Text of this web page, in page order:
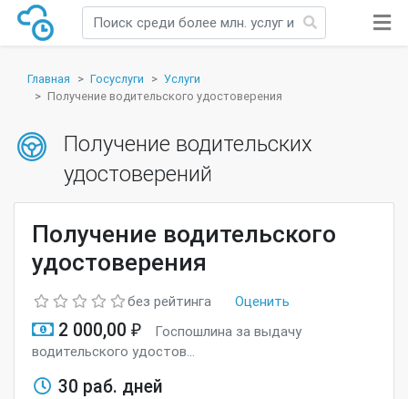
Главная Госуслуги
Услуги
Получение водительского удостоверения
Получение водительских
удостоверений
Получение водительского
удостоверения
без рейтинга Оценить
2 000,00 ₽
Госпошлина за выдачу
водительского удостов...
30 раб. дней